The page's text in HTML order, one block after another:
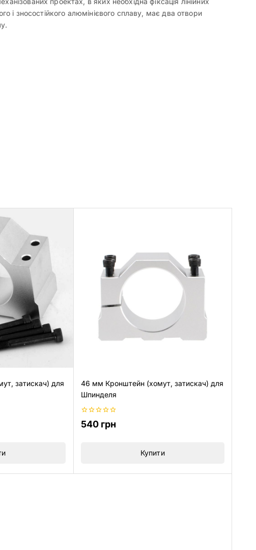
і зносостійкого алюмінієвого сплаву, має два отвори
затискач) для
46 мм Кронштейн (хомут, затискач) для
Шпинделя
0
з
540 грн
Купити